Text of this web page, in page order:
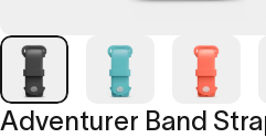
Adventurer Band